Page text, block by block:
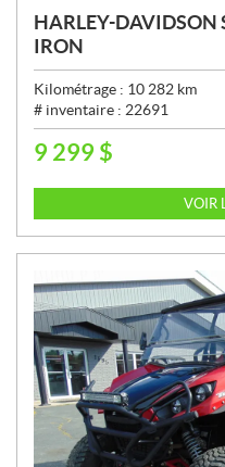
HARLEY-DAVIDSON
IRON
Kilométrage : 10 282 km
# inventaire : 22691
P
X
9 299 $
VOIR